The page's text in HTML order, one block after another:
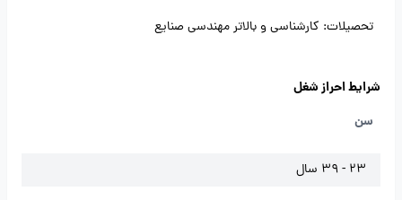
تحصیلات: کارشناسی و بالاتر مهندسی صنایع
شرایط احراز شغل
سن
23 - 39 سال